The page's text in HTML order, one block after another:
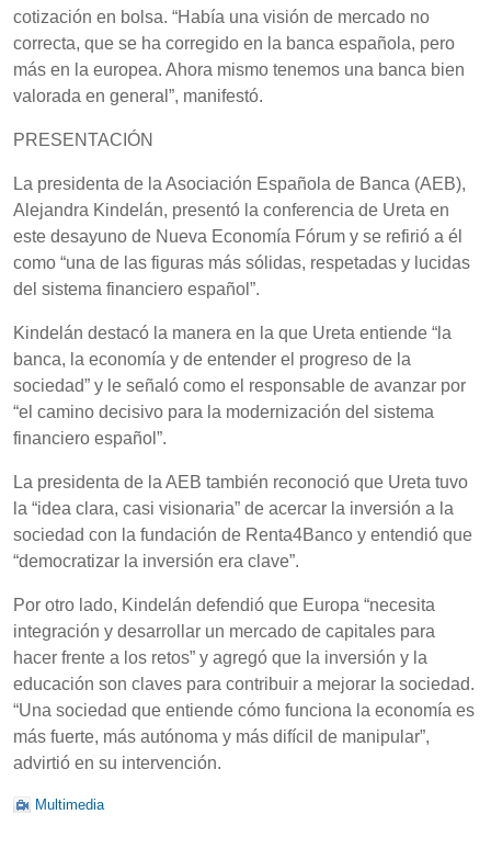
cotización en bolsa. “Había una visión de mercado no
correcta, que se ha corregido en la banca española, pero
más en la europea. Ahora mismo tenemos una banca bien
valorada en general”, manifestó.
PRESENTACIÓN
La presidenta de la Asociación Española de Banca (AEB),
Alejandra Kindelán, presentó la conferencia de Ureta en
este desayuno de Nueva Economía Fórum y se refirió a él
como “una de las figuras más sólidas, respetadas y lucidas
del sistema financiero español”.
Kindelán destacó la manera en la que Ureta entiende “la
banca, la economía y de entender el progreso de la
sociedad” y le señaló como el responsable de avanzar por
“el camino decisivo para la modernización del sistema
financiero español”.
La presidenta de la AEB también reconoció que Ureta tuvo
la “idea clara, casi visionaria” de acercar la inversión a la
sociedad con la fundación de Renta4Banco y entendió que
“democratizar la inversión era clave”.
Por otro lado, Kindelán defendió que Europa “necesita
integración y desarrollar un mercado de capitales para
hacer frente a los retos” y agregó que la inversión y la
educación son claves para contribuir a mejorar la sociedad.
“Una sociedad que entiende cómo funciona la economía es
más fuerte, más autónoma y más difícil de manipular”,
advirtió en su intervención.
Multimedia